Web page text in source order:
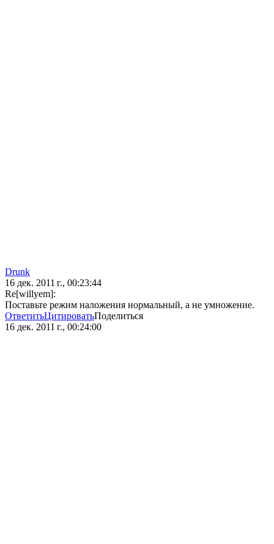
Drunk
16 дек. 2011 г., 00:23:44
Re[willyem]:
Поставьте режим наложения нормальный, а не умножение.
ОтветитьЦитироватьПоделиться
16 дек. 2011 г., 00:24:00